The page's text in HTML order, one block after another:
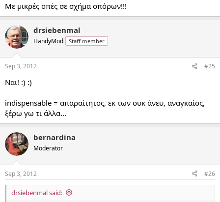
Με μικρές οπές σε σχήμα σπόρων!!!
drsiebenmal
HandyMod Staff member
Sep 3, 2012 #25
Ναι! :) :)
indispensable = απαραίτητος, εκ των ουκ άνευ, αναγκαίος,
ξέρω γω τι άλλα...
bernardina
Moderator
Sep 3, 2012 #26
drsiebenmal said: